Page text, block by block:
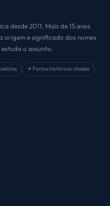
desde 2011. Mais de 15 anos
e significado dos nomes
o assunto.
✦ Fontes históricas citadas